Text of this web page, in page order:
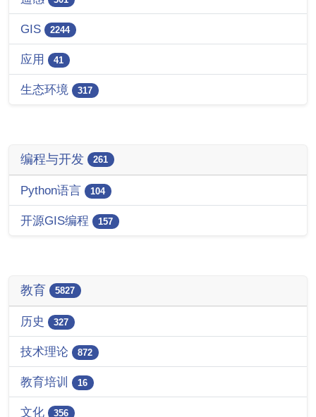
GIS 2244
应用 41
生态环境 317
编程与开发 261
Python语言 104
开源GIS编程 157
教育 5827
历史 327
技术理论 872
教育培训 16
文化 356